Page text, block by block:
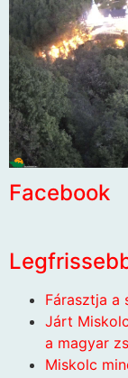
Facebook
Fárasztja a
Járt
a magyar
Miskolc